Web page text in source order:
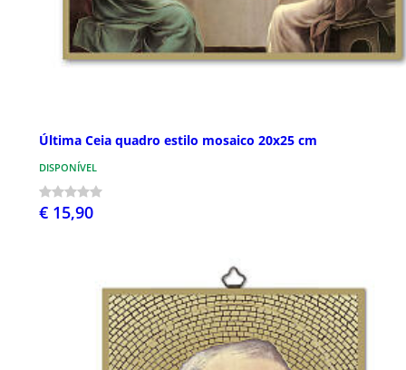
Última Ceia quadro estilo mosaico 20x25 cm
DISPONÍVEL
€ 15,90